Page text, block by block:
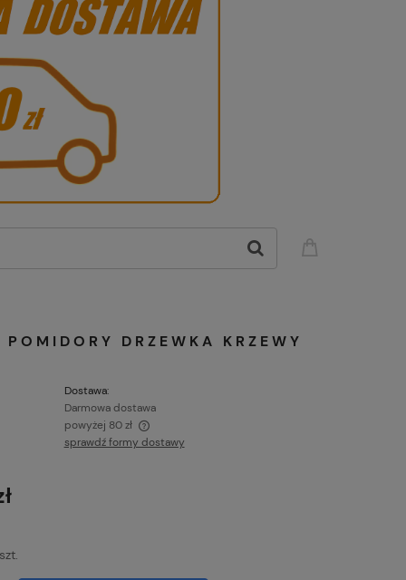
DRZEWKA KRZEWY
Dostawa:
Darmowa dostawa
powyżej 80 zł
sprawdź formy dostawy
szt.